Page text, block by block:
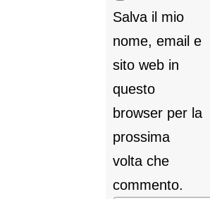
Salva il mio
nome, email e
sito web in
questo
browser per la
prossima
volta che
commento.